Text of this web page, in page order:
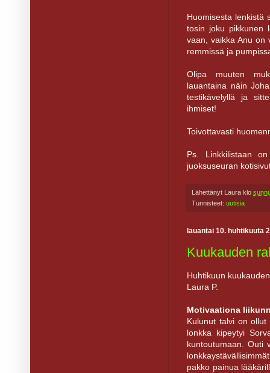
Huomisesta lenkistä
tosin joku pikkunen
vaan, vaikka Anu on
remmissä ja
Olipa muuten
lauantaina näin
testikävelyllä ja
ihmiset!
Toivottavasti
Ps. Linkkilistaan
juoksuseuran
Lähettänyt Laura klo
Tunnisteet: uutisia
lauantai 10. huhtikuuta
Kuukauden
Huhtikuun
Laura P.
Motivaationa
Kulunut talvi on
lonkka kipeytyi
kuntoutumaan. Outi
pakko painua